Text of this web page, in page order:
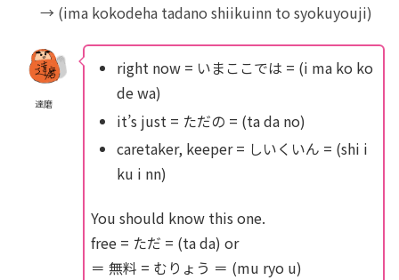
→ (ima kokodeha tadano shiikuinn to syokuyouji)
達磨
right now = いまここでは = (i ma ko ko
de wa)
it’s just = ただの = (ta da no)
caretaker, keeper = しいくいん = (shi i
ku i nn)
You should know this one.
free = ただ = (ta da) or
＝ 無料 = むりょう ＝ (mu ryo u)